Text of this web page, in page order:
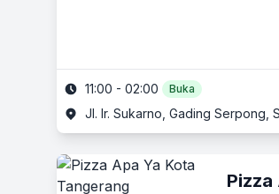
11:00 - 02:00 Buka
Jl. Ir. Sukarno, Gading Serpong,
Pizza